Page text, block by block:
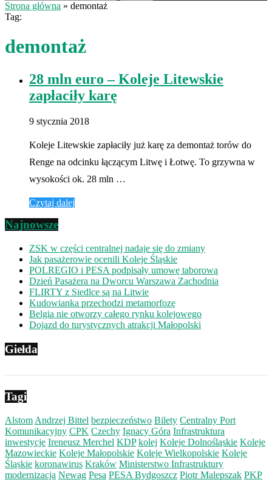
Strona główna » demontaż
Tag:
demontaż
28 mln euro – Koleje Litewskie
zapłaciły karę
9 stycznia 2018
Koleje Litewskie zapłaciły już karę za demontaż torów do
Renge na odcinku łączącym Litwę i Łotwę. To grzywna w
wysokości ok. 28 mln …
Czytaj dalej
Najnowsze
ZSK w części centralnej nadaje się do zmiany
Jak pasażerowie ocenili Koleje Śląskie
POLREGIO i PESA podpisały umowę taborową
Dzień Pasażera na Dworcu Warszawa Zachodnia
FLIRTY z Siedlce są na Litwie
Kudowianka przechodzi metamorfozę
Belgia nie otworzy całego rynku kolejowego
Dojazd do turystycznych atrakcji Małopolski
Giełda
Tagi
Alstom Andrzej Bittel bezpieczeństwo Bilety Centralny Port
Komunikacyjny CPK Czechy Ignacy Góra Infrastruktura
inwestycje Ireneusz Merchel KDP kolej Koleje Dolnośląskie Koleje
Mazowieckie Koleje Małopolskie Koleje Wielkopolskie Koleje
Śląskie koronawirus Kraków Ministerstwo Infrastruktury
modernizacja Newag Pesa PESA Bydgoszcz Piotr Malepszak PKP